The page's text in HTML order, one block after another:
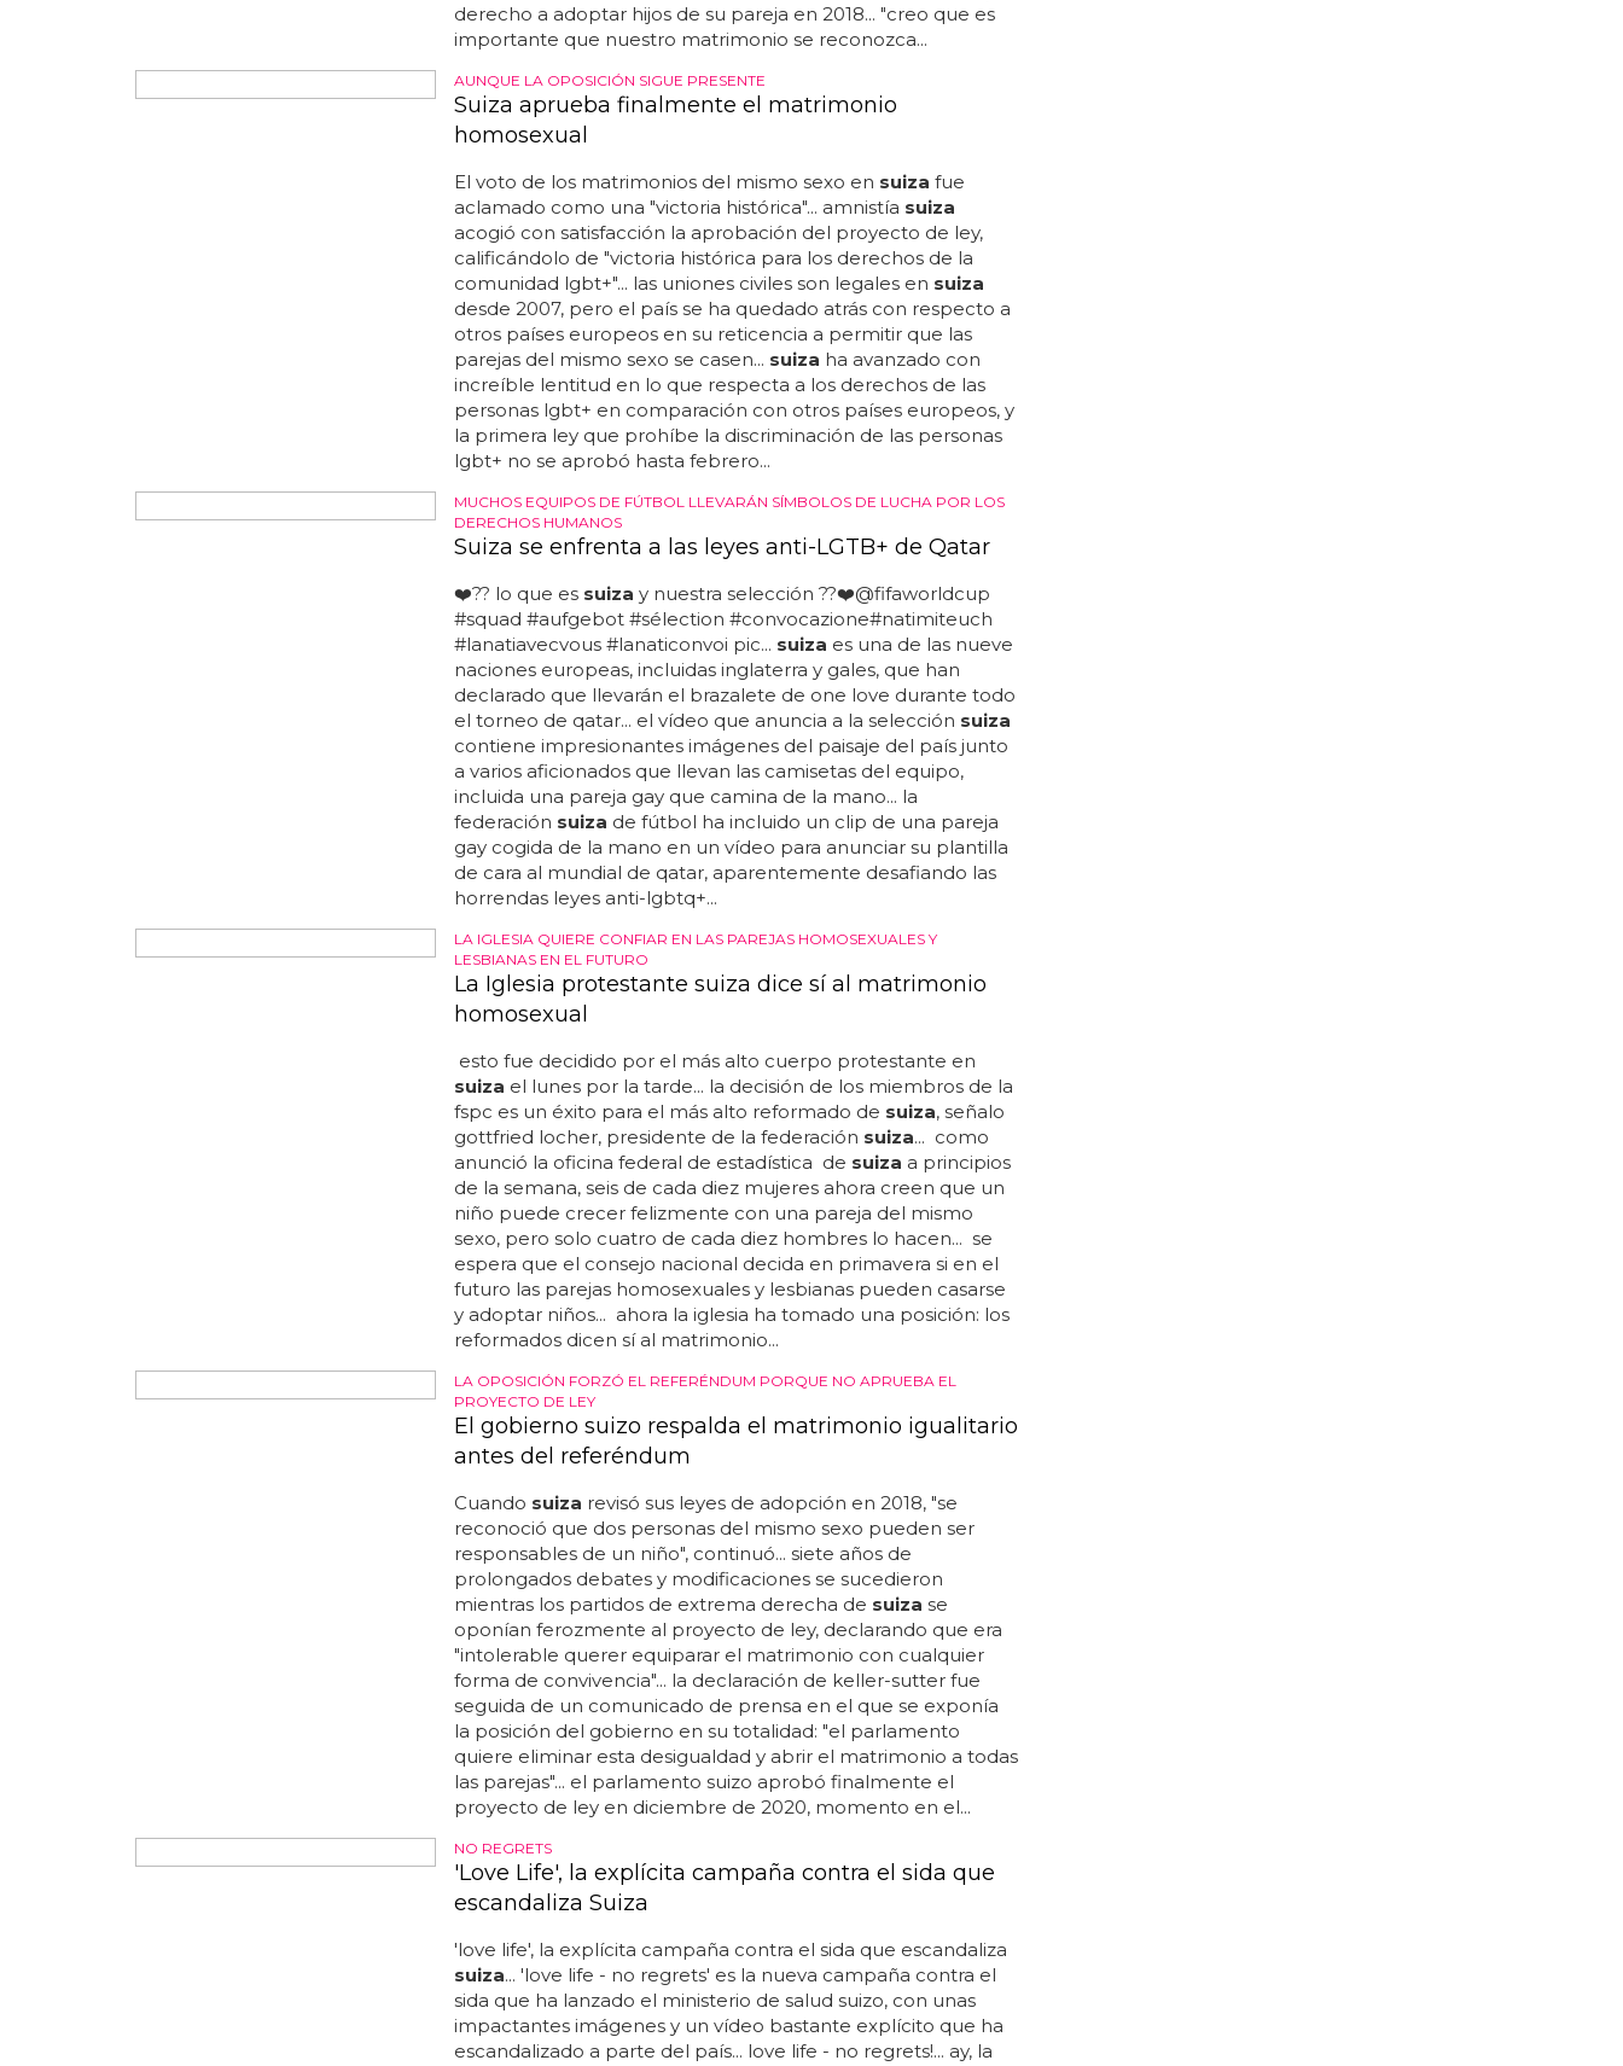
UN PASO MÁS EN LA IGUALDAD EN EL PAÍS
Se casan las primeras parejas del mismo sexo en
Suiza
Alois carnier, de 57 años, y peter leu, de 67, se dieron el
viernes el "sí, quiero" al legalizarse el matrimonio entre
personas del mismo sexo en
suiza
... en junio, el consejo que
preside la iglesia católica cristiana desuiza a la que
pertenece carnier votó a favor de bendecir los matrimonios
de parejas del mismo sexo con los mismos sacramentos y
rituales que las bodas heterosexuales... los hombres planean
consolidar su matrimonio con una boda religiosa el próximo
año... las parejas del mismo sexo tienen ahora estas opciones
a través del matrimonio... las parejas del mismo sexo
obtuvieron el derecho a constituir uniones civiles en 2007 y el
derecho a adoptar hijos de su pareja en 2018... "creo que es
importante que nuestro matrimonio se reconozca...
AUNQUE LA OPOSICIÓN SIGUE PRESENTE
Suiza aprueba finalmente el matrimonio
homosexual
El voto de los matrimonios del mismo sexo en
aclamado como una "victoria histórica"... amnistíasuiza
acogió con satisfacción la aprobación del proyecto de ley,
calificándolo de "victoria histórica para los derechos de la
comunidad lgbt+"... las uniones civiles son legales ensuiza
desde 2007, pero el país se ha quedado atrás con respecto a
otros países europeos en su reticencia a permitir que las
parejas del mismo sexo se casen...suizaha avanzado con
increíble lentitud en lo que respecta a los derechos de las
personas lgbt+ en comparación con otros países europeos, y
la primera ley que prohíbe la discriminación de las personas
lgbt+ no se aprobó hasta febrero...
MUCHOS EQUIPOS DE FÚTBOL LLEVARÁN SÍMBOLOS DE LUCHA POR LOS
DERECHOS HUMANOS
Suiza se enfrenta a las leyes anti-LGTB+ de Qatar
❤️?? lo que essuizay nuestra selección ??❤️@fifaworldcup
#squad #aufgebot #sélection #convocazione#natimiteuch
#lanatiavecvous #lanaticonvoi pic...
naciones europeas, incluidas inglaterra y gales, que han
declarado que llevarán el brazalete de one love durante todo
el torneo de qatar... el vídeo que anuncia a la selecciónsuiza
contiene impresionantes imágenes del paisaje del país junto
a varios aficionados que llevan las camisetas del equipo,
incluida una pareja gay que camina de la mano... la
federaciónsuizade fútbol ha incluido un clip de una pareja
gay cogida de la mano en un vídeo para anunciar su plantilla
de cara al mundial de qatar, aparentemente desafiando las
horrendas leyes anti-lgbtq+...
LA IGLESIA QUIERE CONFIAR EN LAS PAREJAS HOMOSEXUALES Y
LESBIANAS EN EL FUTURO
La Iglesia protestante suiza dice sí al matrimonio
homosexual
esto fue decidido por el más alto cuerpo protestante en
suizael lunes por la tarde... la decisión de los miembros de la
fspc es un éxito para el más alto reformado desuiza, señalo
gottfried locher, presidente de la federación suiza... como
anunció la oficina federal de estadística desuizaa principios
de la semana, seis de cada diez mujeres ahora creen que un
niño puede crecer felizmente con una pareja del mismo
sexo, pero solo cuatro de cada diez hombres lo hacen... se
espera que el consejo nacional decida en primavera si en el
futuro las parejas homosexuales y lesbianas pueden casarse
y adoptar niños... ahora la iglesia ha tomado una posición: los
reformados dicen sí al matrimonio...
LA OPOSICIÓN FORZÓ EL REFERÉNDUM PORQUE NO APRUEBA EL
PROYECTO DE LEY
El gobierno suizo respalda el matrimonio igualitario
antes del referéndum
Cuandosuizarevisó sus leyes de adopción en 2018, "se
reconoció que dos personas del mismo sexo pueden ser
responsables de un niño", continuó... siete años de
prolongados debates y modificaciones se sucedieron
mientras los partidos de extrema derecha desuizase
oponían ferozmente al proyecto de ley, declarando que era
"intolerable querer equiparar el matrimonio con cualquier